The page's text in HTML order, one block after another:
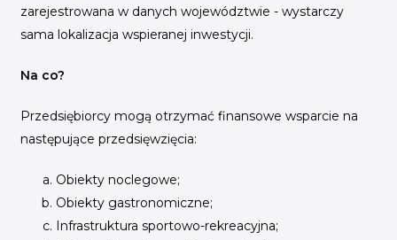
zarejestrowana w danych województwie - wystarczy
sama lokalizacja wspieranej inwestycji.
Na co?
Przedsiębiorcy mogą otrzymać finansowe wsparcie na
następujące przedsięwzięcia:
Obiekty noclegowe;
Obiekty gastronomiczne;
Infrastruktura sportowo-rekreacyjna;